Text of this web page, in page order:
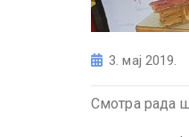
3. мај 2019.
Смотра рада